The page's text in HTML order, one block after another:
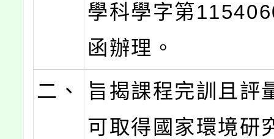
學科學字第
函辦理。
二、
旨揭課程完訓且評
可取得國家環境研